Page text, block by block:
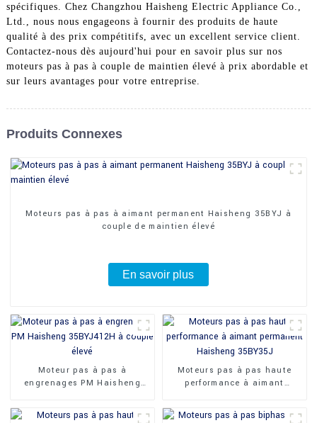
spécifiques. Chez Changzhou Haisheng Electric Appliance Co.,
Ltd., nous nous engageons à fournir des produits de haute
qualité à des prix compétitifs, avec un excellent service client.
Contactez-nous dès aujourd'hui pour en savoir plus sur nos
moteurs pas à pas à couple de maintien élevé à prix abordable et
sur leurs avantages pour votre entreprise.
Produits Connexes
Moteurs pas à pas à aimant permanent Haisheng 35BYJ à
couple de maintien élevé
En savoir plus
Moteur pas à pas à
engrenages PM Haisheng
Moteurs pas à pas haute
performance à aimant
35BY35J